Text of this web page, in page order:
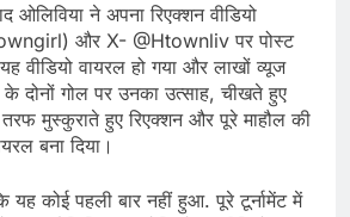
ओलिविया ने अपना रिएक्शन वीडियो
और X- @Htownliv पर पोस्ट
वीडियो वायरल हो गया और लाखों व्यूज
दोनों गोल पर उनका उत्साह, चीखते हुए
मुस्कुराते हुए रिएक्शन और पूरे माहौल की
बना दिया।
यह कोई पहली बार नहीं हुआ. पूरे टूर्नामेंट में